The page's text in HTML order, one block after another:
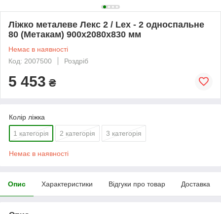
Ліжко металеве Лекс 2 / Lex - 2 односпальне
80 (Метакам) 900х2080х830 мм
Немає в наявності
Код: 2007500
Роздріб
5 453 ₴
Колір ліжка
1 категорія 2 категорія 3 категорія
Немає в наявності
Опис Характеристики Відгуки про товар Доставка